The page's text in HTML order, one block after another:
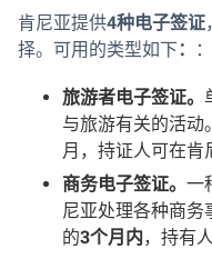
肯尼亚提供4种电子签证
择。可用的类型如下： ：
旅游者电子签证。
与旅游有关的活动
月，持证人可在肯
商务电子签证。 一
尼亚处理各种商务
的3个月内，持有